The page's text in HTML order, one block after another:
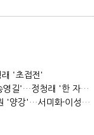
래 '초접전'
(정기여론조사)③2순위, 10명 중 4명 '송영길'…정청래 '한 자릿수'
(정기여론조사)④최고위원 최민희·박선원 '양강'…서미화·이성윤·임미애 뒤이어